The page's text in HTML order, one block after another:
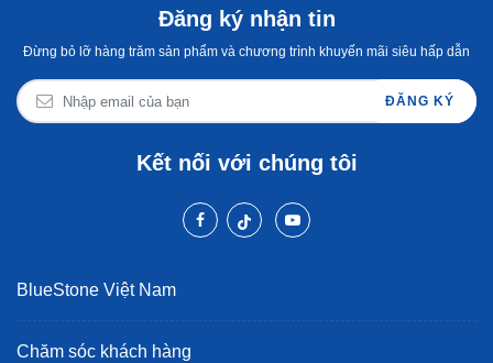
Đăng ký nhận tin
Đừng bỏ lỡ hàng trăm sản phẩm và chương trình khuyến mãi siêu hấp dẫn
ĐĂNG KÝ
Kết nối với chúng tôi
BlueStone Việt Nam
Chăm sóc khách hàng